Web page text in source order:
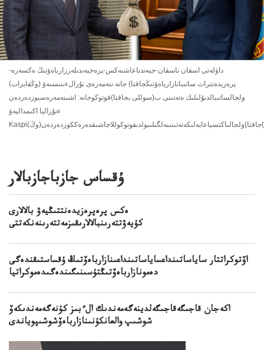
داۋلەتى اسقان ناسقان-جيەندناعاشىەكس-پرەجيەندىلەرزارباەۆتىڭ ەكسەرە-
پرەزيدەنترات ساتىبانازارباەۆتىڭجاقتا) جانە ننەمەرەى نۇرالءىنىسىەۆ (وڭقايرات)
ولجالساتىبالدىۇلىلىك ەتەتىنى ب(سوللى بجاقتا)فوتوكوجانە: اشىنەمەرەسىوزدەردەن
ءنۇراليا اكىمداليەۆ
ۇقساس جازباجازبالار
ەكس پرەپرەزيدەنتتىڭيەۋ بالالارى
كۇيەۋتتەرىنبالالارىقىزمەتتەرىنەنكەتتى
اۆتوكراتتار ساياساتىنداعساياساتىنداعىنازارباەۆتىڭ ۇقساستىقندەگى
دەمونازارباەۆتىڭتۇسىنىگىندەگىدەموكراتيا
اكەجان قاجىگەقاجىگەلدينەگەمەندىك الءبىز كۇنەگەمەندىكەۆ
شوشىپ والعانكۇنىنازارباەۆشوشىپوياندى